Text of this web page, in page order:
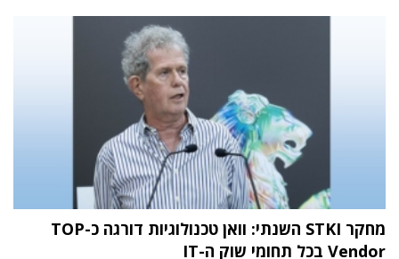
מחקר STKI השנתי: וואן טכנולוגיות דורגה כ-TOP
Vendor בכל תחומי שוק ה-IT